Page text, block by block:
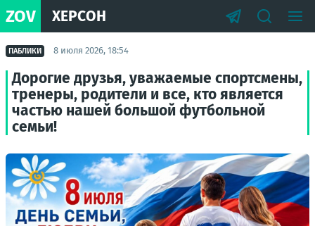
ZOV ХЕРСОН
ПАБЛИКИ 8 июля 2026, 18:54
Дорогие друзья, уважаемые спортсмены,
тренеры, родители и все, кто является
частью нашей большой футбольной
семьи!